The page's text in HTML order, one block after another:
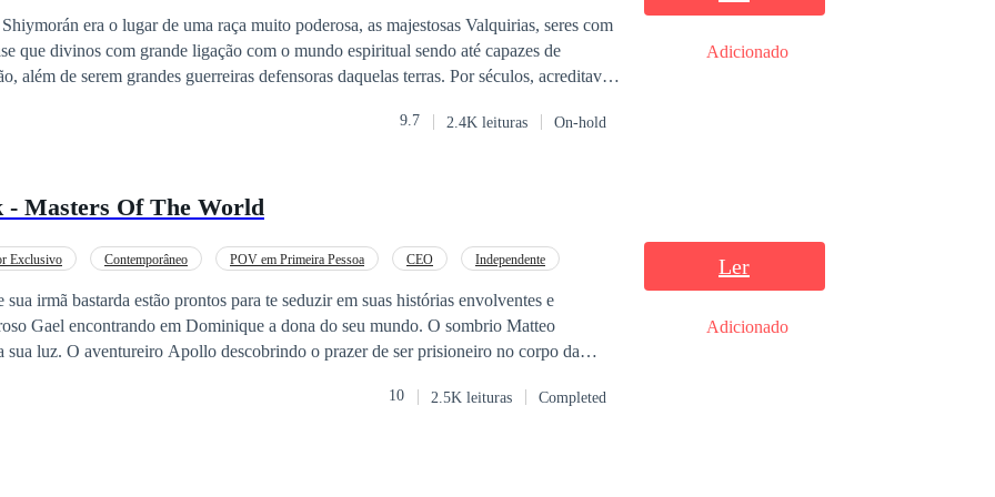
era o lugar de uma raça muito poderosa, as majestosas Valquirias, seres com
que divinos com grande ligação com o mundo espiritual sendo até capazes de
além de serem grandes guerreiras defensoras daquelas terras. Por séculos, acreditava-
perda, uma guerra que criou uma cicatriz que jamais irá sumir. "Não se
mais aliados, conseguindo chegar cada vez mais perto do seu verdadeiro plano
interromper seus planos? Mesmo sendo meros mortais?
9.7 2.4K leituras On-hold
Adicionado
- Masters Of The World
Exclusivo Contemporâneo POV em Primeira Pessoa CEO
Independente
irmã bastarda estão prontos para te seduzir em suas histórias envolventes e
Gael encontrando em Dominique a dona do seu mundo. O sombrio Matteo
sua luz. O aventureiro Apollo descobrindo o prazer de ser prisioneiro no corpo da
os Dvorak.
10 2.5K leituras Completed
Ler
Adicionado